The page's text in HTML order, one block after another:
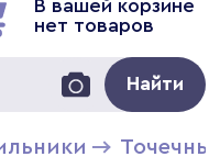
В вашей корзине
нет товаров
Найти